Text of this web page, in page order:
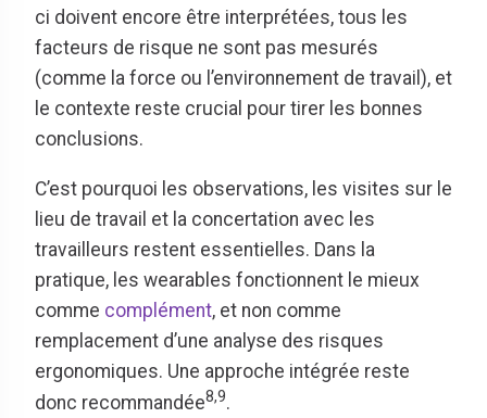
ci doivent encore être interprétées, tous les
facteurs de risque ne sont pas mesurés
(comme la force ou l’environnement de travail), et
le contexte reste crucial pour tirer les bonnes
conclusions.
C’est pourquoi les observations, les visites sur le
lieu de travail et la concertation avec les
travailleurs restent essentielles. Dans la
pratique, les wearables fonctionnent le mieux
comme complément, et non comme
remplacement d’une analyse des risques
ergonomiques. Une approche intégrée reste
donc recommandée8,9.